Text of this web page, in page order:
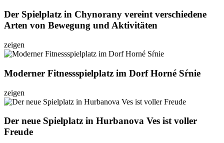
Der Spielplatz in Chynorany vereint verschiedene
Arten von Bewegung und Aktivitäten
zeigen
Moderner Fitnessspielplatz im Dorf Horné Sŕnie
zeigen
Der neue Spielplatz in Hurbanova Ves ist voller
Freude